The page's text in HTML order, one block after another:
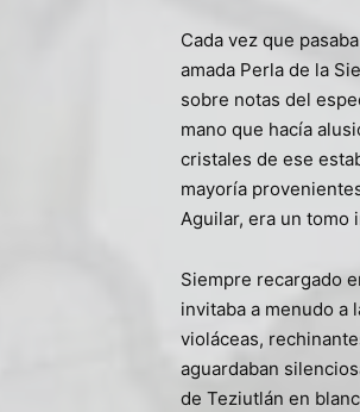
Cada vez que
amada Perla de la
sobre notas del
mano que hacía
cristales de ese
mayoría
Aguilar, era un tomo
Siempre recargado
invitaba a menudo a
violáceas,
aguardaban
de Teziutlán en